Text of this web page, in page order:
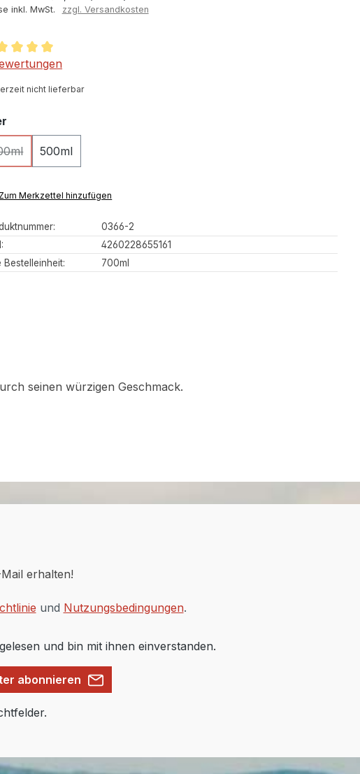
inkl. MwSt. zzgl. Versandkosten
Bewertung von 5 von 5 Sternen
nicht lieferbar
(Diese Option ist zurzeit nicht verfügbar.)
500ml
Zum Merkzettel hinzufügen
0366-2
4260228655161
Bestelleinheit:
700ml
seinen würzigen Geschmack.
erhalten!
und Nutzungsbedingungen.
gelesen und bin mit ihnen einverstanden.
abonnieren